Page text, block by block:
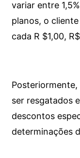
variar entre
planos, o
cada R $1,00,
ser resgatados
descontos
determinações